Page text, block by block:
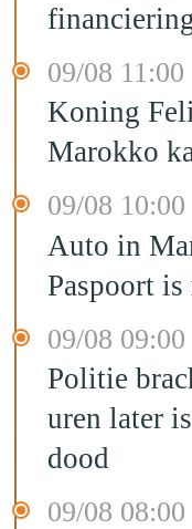
09/08 11:00
Koning
Marokko
09/08 10:00
Auto in
Paspoort is
09/08 09:00
Politie
uren later
dood
09/08 08:00